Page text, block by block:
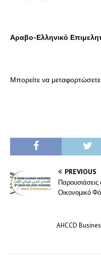
Αραβο-Ελληνικό
Μπορείτε να
PREVIOUS
Οικονομικό
AHCCD